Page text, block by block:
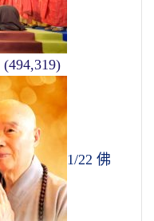
(494,319)
1/22 佛